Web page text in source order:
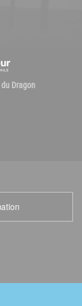
Dragon